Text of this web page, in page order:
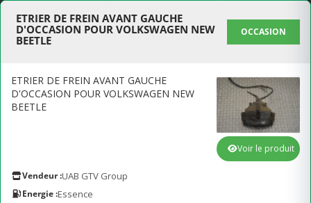
ETRIER DE FREIN AVANT GAUCHE
D'OCCASION POUR VOLKSWAGEN NEW
BEETLE
OCCASION
ETRIER DE FREIN AVANT GAUCHE
D'OCCASION POUR VOLKSWAGEN NEW
BEETLE
Vendeur :UAB GTV Group
Energie :Essence
Voir le produit